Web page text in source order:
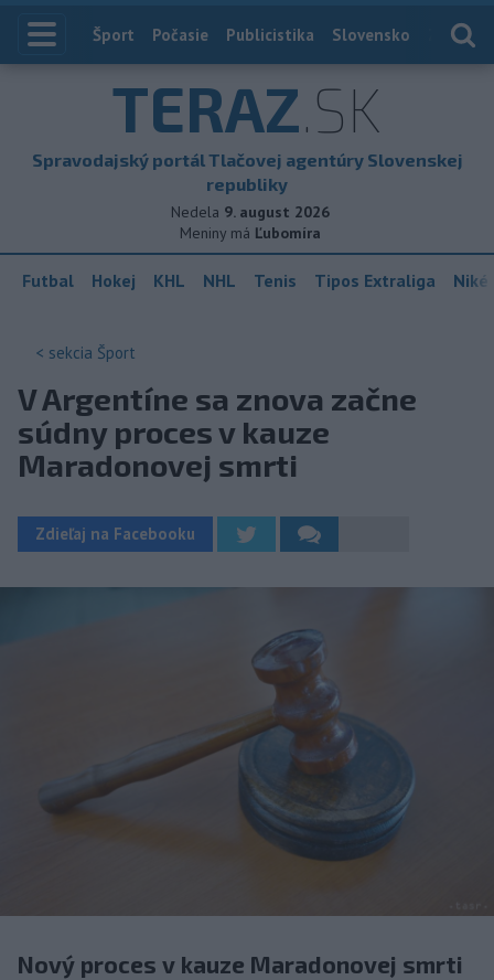
Index
Šport Počasie Publicistika Slovensko
TERAZ.SK
Spravodajský portál Tlačovej agentúry Slovenskej
republiky
Nedela 9. august 2026
Meniny má Ľubomíra
Futbal Hokej KHL NHL Tenis Tipos Extraliga
< sekcia Šport
V Argentíne sa znova začne
súdny proces v kauze
Maradonovej smrti
Zdieľaj na Facebooku
Nový proces v kauze Maradonovej smrti